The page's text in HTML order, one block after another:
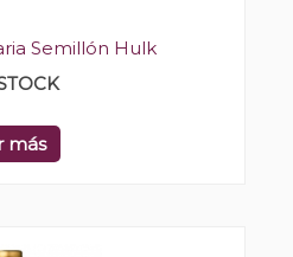
Semillón Hulk
más